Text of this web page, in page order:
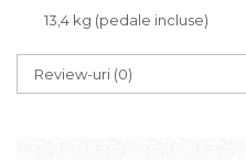
13,4 kg (pedale incluse)
Review-uri (0)